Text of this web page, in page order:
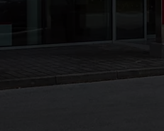
Erwin Philipp
00CD4-262BE-0D039-74600-01220-3